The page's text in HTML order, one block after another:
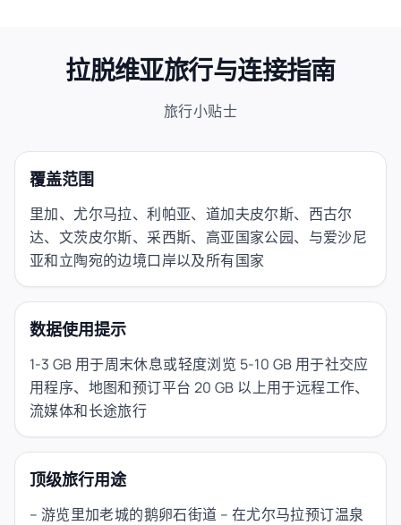
拉脱维亚旅行与连接指南
旅行小贴士
覆盖范围
里加、尤尔马拉、利帕亚、道加夫皮尔斯、西古尔
达、文茨皮尔斯、采西斯、高亚国家公园、与爱沙尼
亚和立陶宛的边境口岸以及所有国家
数据使用提示
1-3 GB 用于周末休息或轻度浏览 5-10 GB 用于社交应
用程序、地图和预订平台 20 GB 以上用于远程工作、
流媒体和长途旅行
顶级旅行用途
– 游览里加老城的鹅卵石街道 – 在尤尔马拉预订温泉